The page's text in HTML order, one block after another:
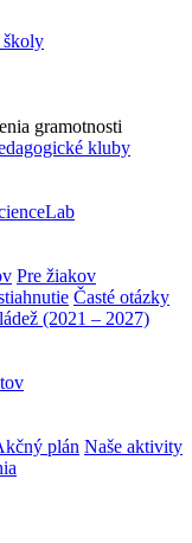
školy
gramotnosti
kluby
Pre žiakov
Časté otázky
(2021 – 2027)
plán Naše aktivity